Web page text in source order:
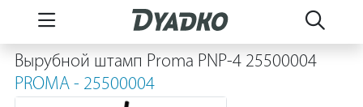
Вырубной штамп Proma PNP-4 25500004
PROMA - 25500004